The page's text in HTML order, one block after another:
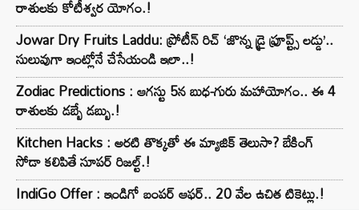
రాశులకు కోటీశ్వర యోగం.!
Jowar Dry Fruits Laddu: ప్రోటీన్ రిచ్ ‘జొన్న డ్రై ఫ్రూప్ట్స్ లడ్డు’..
సులువుగా ఇంట్లోనే చేసేయండి ఇలా..!
Zodiac Predictions : ఆగస్టు 5న బుధ-గురు మహాయోగం.. ఈ 4
రాశులకు డబ్బే డబ్బు.!
Kitchen Hacks : అరటి తొక్కతో ఈ మ్యాజిక్ తెలుసా? బేకింగ్
సోడా కలిపితే సూపర్ రిజల్ట్.!
IndiGo Offer : ఇండిగో బంపర్ ఆఫర్.. 20 వేల ఉచిత టికెట్లు.!